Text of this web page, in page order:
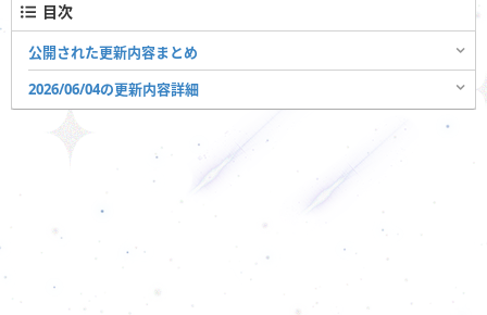
目次
公開された更新内容まとめ
2026/06/04の更新内容詳細